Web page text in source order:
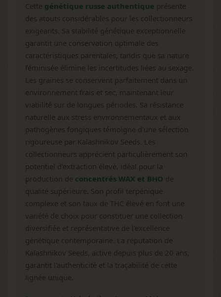
Cette génétique russe authentique présente
des atouts considérables pour les collectionneurs
exigeants. Sa stabilité génétique exceptionnelle
garantit une conservation optimale des
caractéristiques parentales, tandis que sa nature
féminisée élimine les incertitudes liées au sexage.
Les graines se conservent parfaitement dans un
environnement frais et sec, maintenant leur
viabilité sur de longues périodes. Sa résistance
naturelle aux stress environnementaux et aux
pathogènes fongiques témoigne d'une sélection
rigoureuse par Kalashnikov Seeds. Les
collectionneurs apprécient particulièrement son
potentiel d'extraction élevé, idéal pour la
production de concentrés WAX et BHO de
qualité supérieure. Son profil terpénique
complexe et son taux de THC élevé en font une
variété de choix pour constituer une collection
diversifiée et représentative de l'excellence
génétique contemporaine. La réputation de
Kalashnikov Seeds, active depuis plus de 20 ans,
garantit l'authenticité et la traçabilité de cette
lignée unique.